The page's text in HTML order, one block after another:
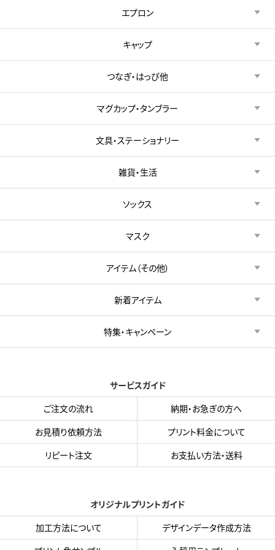
エプロン
キャップ
つなぎ・はっぴ他
マグカップ・タンブラー
文具・ステーショナリー
雑貨・生活
ソックス
マスク
アイテム（その他）
新着アイテム
特集・キャンペーン
サービスガイド
ご注文の流れ
納期・お急ぎの方へ
お見積り依頼方法
プリント料金について
リピート注文
お支払い方法・送料
オリジナルプリントガイド
加工方法について
デザインデータ作成方法